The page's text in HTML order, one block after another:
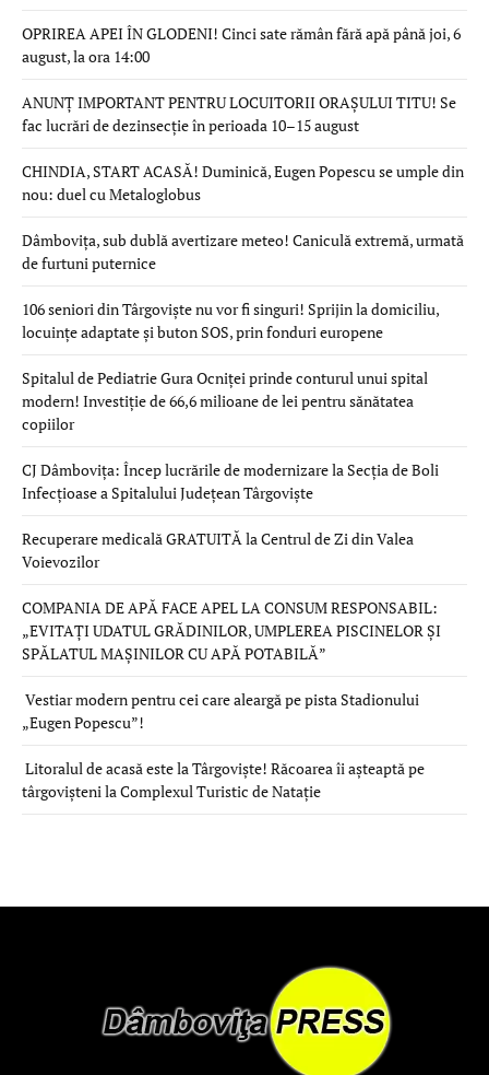
OPRIREA APEI ÎN GLODENI! Cinci sate rămân fără apă până joi, 6
august, la ora 14:00
ANUNȚ IMPORTANT PENTRU LOCUITORII ORAȘULUI TITU! Se
fac lucrări de dezinsecție în perioada 10–15 august
CHINDIA, START ACASĂ! Duminică, Eugen Popescu se umple din
nou: duel cu Metaloglobus
Dâmbovița, sub dublă avertizare meteo! Caniculă extremă, urmată
de furtuni puternice
106 seniori din Târgoviște nu vor fi singuri! Sprijin la domiciliu,
locuințe adaptate și buton SOS, prin fonduri europene
Spitalul de Pediatrie Gura Ocniței prinde conturul unui spital
modern! Investiție de 66,6 milioane de lei pentru sănătatea
copiilor
CJ Dâmbovița: Încep lucrările de modernizare la Secția de Boli
Infecțioase a Spitalului Județean Târgoviște
Recuperare medicală GRATUITĂ la Centrul de Zi din Valea
Voievozilor
COMPANIA DE APĂ FACE APEL LA CONSUM RESPONSABIL:
„EVITAȚI UDATUL GRĂDINILOR, UMPLEREA PISCINELOR ȘI
SPĂLATUL MAȘINILOR CU APĂ POTABILĂ”
Vestiar modern pentru cei care aleargă pe pista Stadionului
„Eugen Popescu”!
Litoralul de acasă este la Târgoviște! Răcoarea îi așteaptă pe
târgovișteni la Complexul Turistic de Natație